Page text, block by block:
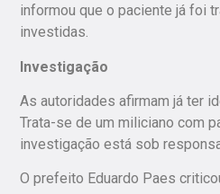
informou que o paciente já foi
investidas.
Investigação
As autoridades afirmam já ter
Trata-se de um miliciano com
investigação está sob
O prefeito Eduardo Paes